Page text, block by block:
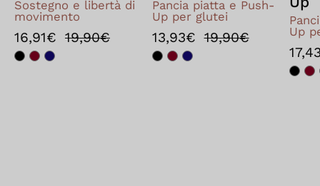
Sostegno e libertà di
movimento
16,91€ 19,90€
Pancia piatta e Push-
Up per glutei
13,93€ 19,90€
Up